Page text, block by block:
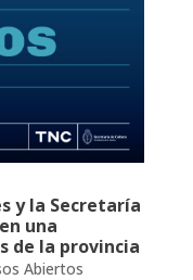
y la Secretaría
una
de la provincia
Abiertos